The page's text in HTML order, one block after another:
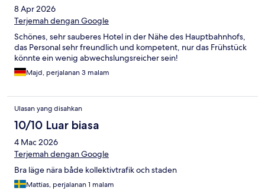
8 Apr 2026
Terjemah dengan Google
Schönes, sehr sauberes Hotel in der Nähe des Hauptbahnhofs,
das Personal sehr freundlich und kompetent, nur das Frühstück
könnte ein wenig abwechslungsreicher sein!
Majd, perjalanan 3 malam
Ulasan yang disahkan
10/10 Luar biasa
4 Mac 2026
Terjemah dengan Google
Bra läge nära både kollektivtrafik och staden
Mattias, perjalanan 1 malam